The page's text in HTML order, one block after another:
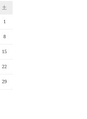
土
1
8
15
22
29